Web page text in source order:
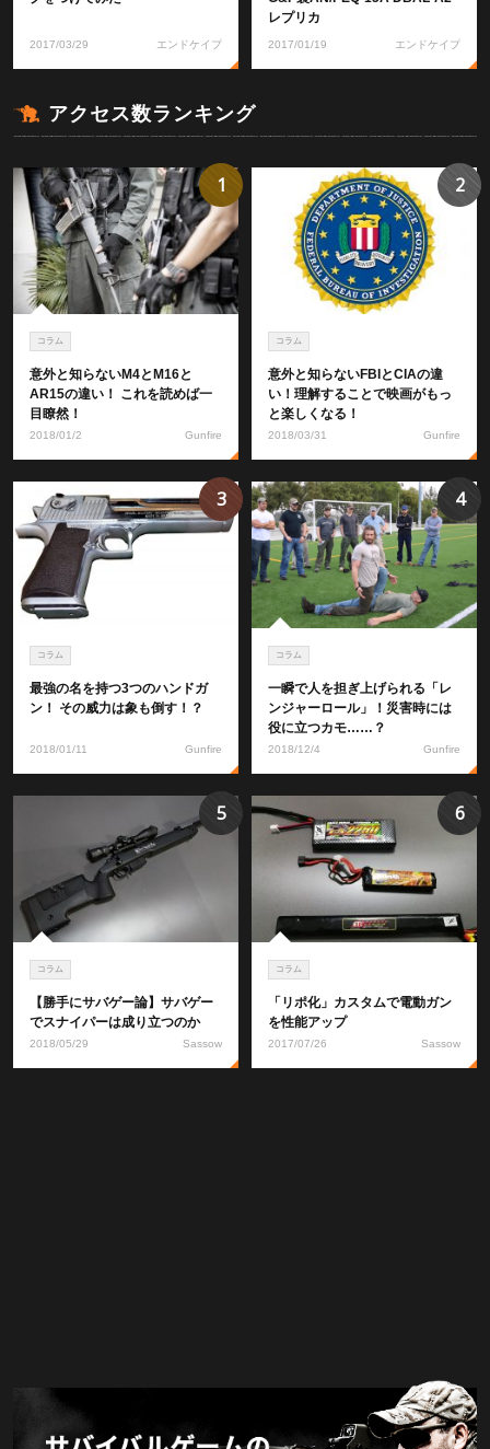
2017/03/29 エンドケイプ
レプリカ
2017/01/19 エンドケイプ
アクセス数ランキング
コラム
意外と知らないM4とM16と
AR15の違い！ これを読めば一
目瞭然！
2018/01/2 Gunfire
1
コラム
意外と知らないFBIとCIAの違
い！理解することで映画がもっ
と楽しくなる！
2018/03/31 Gunfire
2
コラム
最強の名を持つ3つのハンドガ
ン！ その威力は象も倒す！？
2018/01/11 Gunfire
3
コラム
一瞬で人を担ぎ上げられる「レ
ンジャーロール」！災害時には
役に立つカモ……？
2018/12/4 Gunfire
4
コラム
【勝手にサバゲー論】サバゲー
でスナイパーは成り立つのか
2018/05/29 Sassow
5
コラム
「リポ化」カスタムで電動ガン
を性能アップ
2017/07/26 Sassow
6